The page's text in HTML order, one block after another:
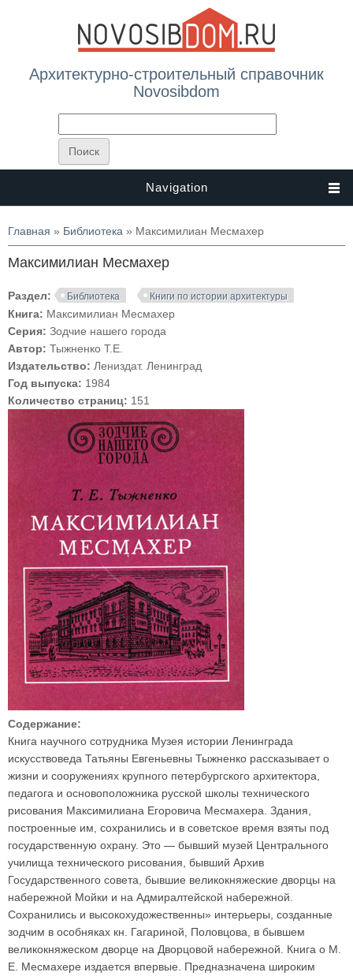
Архитектурно-строительный справочник
Novosibdom
Navigation
Вы здесь
Главная » Библиотека » Максимилиан Месмахер
Максимилиан Месмахер
Раздел: Библиотека Книги по истории архитектуры
Книга: Максимилиан Месмахер
Серия: Зодчие нашего города
Автор: Тыжненко Т.Е.
Издательство: Лениздат. Ленинград
Год выпуска: 1984
Количество страниц: 151
Содержание:
Книга научного сотрудника Музея истории Ленинграда
искусствоведа Татьяны Евгеньевны Тыжненко рассказывает о
жизни и сооружениях крупного петербургского архитектора,
педагога и основоположника русской школы технического
рисования Максимилиана Егоровича Месмахера. Здания,
построенные им, сохранились и в советское время взяты под
государственную охрану. Это — бывший музей Центрального
училища технического рисования, бывший Архив
Государственного совета, бывшие великокняжеские дворцы на
набережной Мойки и на Адмиралтейской набережной.
Сохранились и высокохудожественны» интерьеры, созданные
зодчим в особняках кн. Гагариной, Половцова, в бывшем
великокняжеском дворце на Дворцовой набережной. Книга о М.
Е. Месмахере издается впервые. Предназначена широким